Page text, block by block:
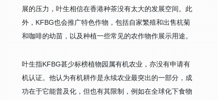
展的压力，叶生相信在香港种茶没有太大的发展空间。此
外，KFBG也会推广特色作物，包括自家繁殖和出售杭菊
和咖啡的幼苗，以及种植一些常见的农作物作展示用途。
叶生指KFBG甚少标榜植物园属有机农业，亦没有申请有
机认证。他认为有机耕作是永续农业最突出的一部分，成
功在于它能普及化，但也有其限制，例如在全球化下食物